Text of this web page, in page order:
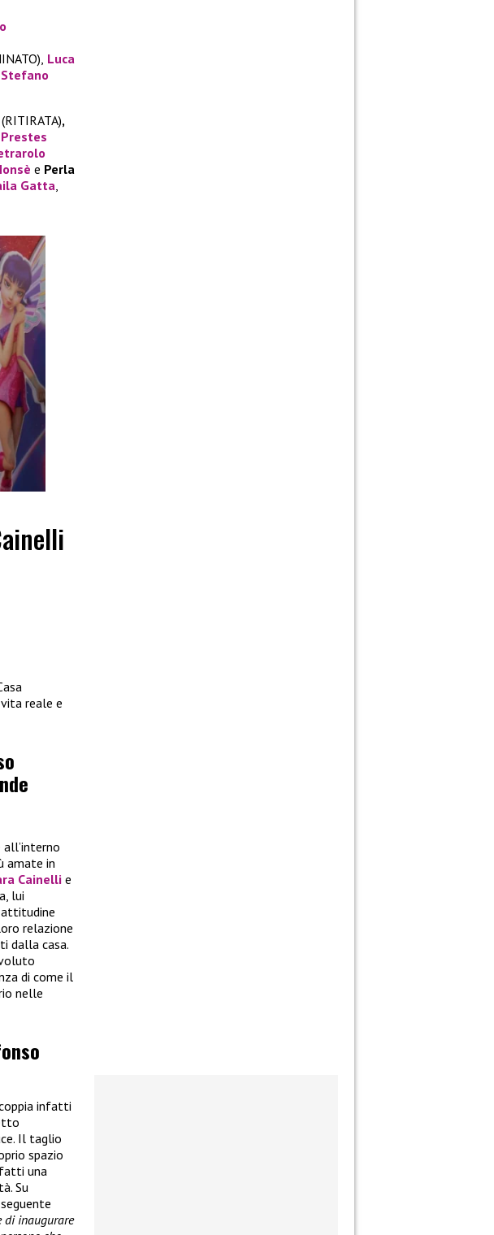
Luca
Stefano
(RITIRATA),
e Perla
Gatta
reale e
amate in
Cainellie
lui
attitudine
relazione
dalla casa.
di come il
nelle
infatti
Il taglio
spazio
una
Su
di inaugurare